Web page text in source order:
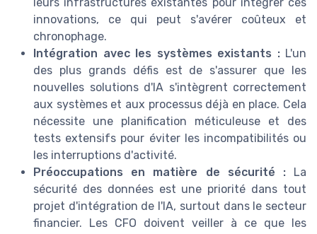
innovations, ce qui peut s'avérer coûteux et
chronophage.
Intégration avec les systèmes existants :L'un
des plus grands défis est de s'assurer que les
nouvelles solutions d'IA s'intègrent correctement
aux systèmes et aux processus déjà en place. Cela
nécessite une planification méticuleuse et des
tests extensifs pour éviter les incompatibilités ou
les interruptions d'activité.
Préoccupations en matière de sécurité :La
sécurité des données est une priorité dans tout
projet d'intégration de l'IA, surtout dans le secteur
financier. Les CFO doivent veiller à ce que les